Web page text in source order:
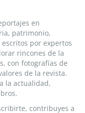
en
patrimonio,
por expertos
rincones de la
con fotografías de
de la revista.
la actualidad,
contribuyes a